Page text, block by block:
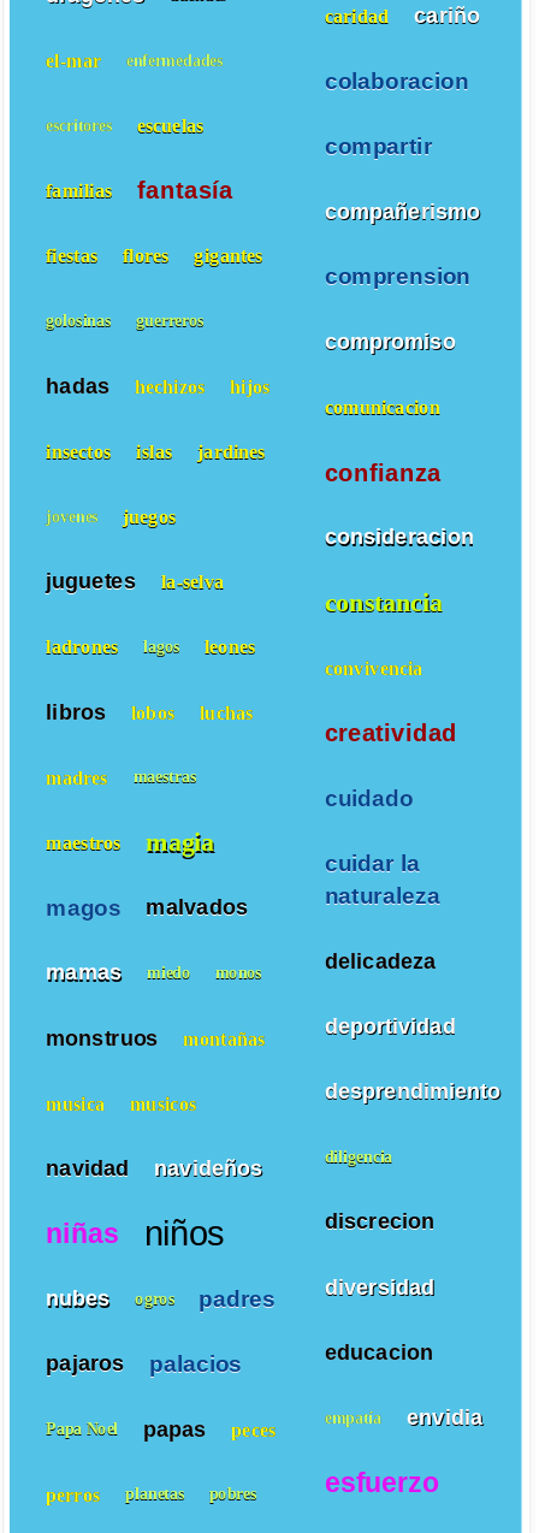
caridad cariño
colaboracion
compartir
compañerismo
comprension
compromiso
comunicacion
confianza
consideracion
constancia
convivencia
creatividad
cuidado
cuidar la
naturaleza
delicadeza
deportividad
desprendimiento
diligencia
discrecion
diversidad
educacion
empatía envidia
esfuerzo
el-mar enfermedades
escritores escuelas
familias fantasía
fiestas flores gigantes
golosinas guerreros
hadas hechizos hijos
insectos islas jardines
jovenes juegos
juguetes la-selva
ladrones lagos leones
libros lobos luchas
madres maestras
maestros magia
magos malvados
mamas miedo monos
monstruos montañas
musica musicos
navidad navideños
niñas niños
nubes ogros padres
pajaros palacios
Papa Noel papas peces
perros planetas pobres